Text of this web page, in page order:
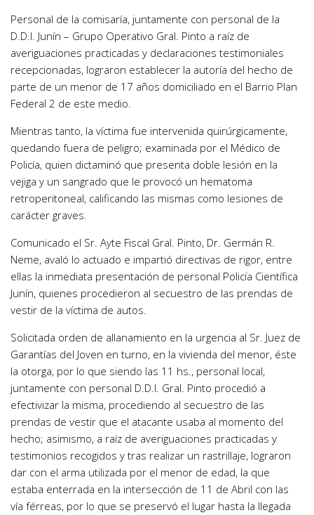
Personal de la comisaría, juntamente con personal de la
D.D.I. Junín – Grupo Operativo Gral. Pinto a raíz de
averiguaciones practicadas y declaraciones testimoniales
recepcionadas, lograron establecer la autoría del hecho de
parte de un menor de 17 años domiciliado en el Barrio Plan
Federal 2 de este medio.
Mientras tanto, la víctima fue intervenida quirúrgicamente,
quedando fuera de peligro; examinada por el Médico de
Policía, quien dictaminó que presenta doble lesión en la
vejiga y un sangrado que le provocó un hematoma
retroperitoneal, calificando las mismas como lesiones de
carácter graves.
Comunicado el Sr. Ayte Fiscal Gral. Pinto, Dr. Germán R.
Neme, avaló lo actuado e impartió directivas de rigor, entre
ellas la inmediata presentación de personal Policía Científica
Junín, quienes procedieron al secuestro de las prendas de
vestir de la víctima de autos.
Solicitada orden de allanamiento en la urgencia al Sr. Juez de
Garantías del Joven en turno, en la vivienda del menor, éste
la otorga, por lo que siendo las 11 hs., personal local,
juntamente con personal D.D.I. Gral. Pinto procedió a
efectivizar la misma, procediendo al secuestro de las
prendas de vestir que el atacante usaba al momento del
hecho; asimismo, a raíz de averiguaciones practicadas y
testimonios recogidos y tras realizar un rastrillaje, lograron
dar con el arma utilizada por el menor de edad, la que
estaba enterrada en la intersección de 11 de Abril con las
vía férreas, por lo que se preservó el lugar hasta la llegada